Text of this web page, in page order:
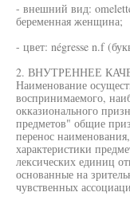
- внешний вид:
беременная женщина;
- цвет: négresse n.f
2. ВНУТРЕННЕЕ
Наименование
воспринимаемого,
окказионального
предметов" общие
перенос
характеристики
лексических единиц
основанные на
чувственных